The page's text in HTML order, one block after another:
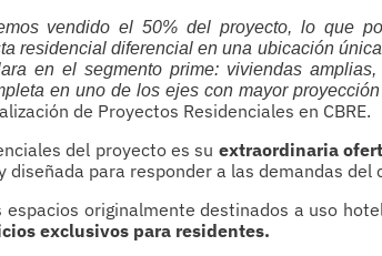
vendido el 50% del proyecto, lo que
residencial diferencial en una ubicación
en el segmento prime: viviendas
en uno de los ejes con mayor proyección
de Proyectos Residenciales en CBRE.
del proyecto es su extraordinaria
diseñada para responder a las demandas
originalmente destinados a uso
exclusivos para residentes.